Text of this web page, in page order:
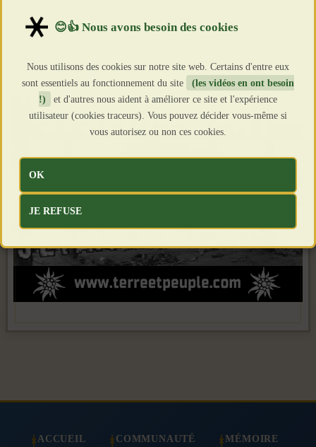
Catégorie :ETHNOPOLITIQUE
Création : 30 Octobre 2015
Clics : 6878
ACCUEIL COMMUNAUTÉ MÉMOIRE
Nous utilisons des cookies sur notre site web. Certains d'entre eux
sont essentiels au fonctionnement du site
(les vidéos en ont besoin
!)
et d'autres nous aident à améliorer ce site et l'expérience
utilisateur (cookies traceurs). Vous pouvez décider vous-même si
vous autorisez ou non ces cookies.
OK
JE REFUSE